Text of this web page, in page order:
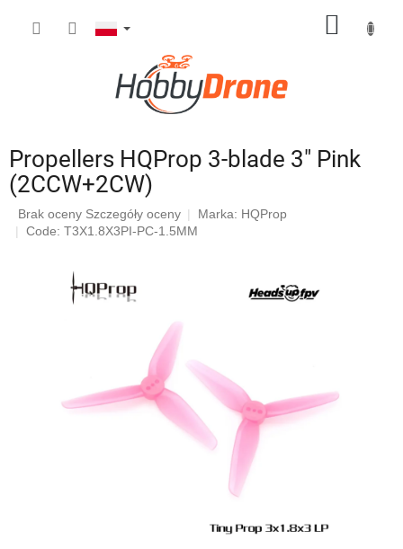
Propellers HQProp 3-blade 3" Pink
(2CCW+2CW)
Średnia
ocena
Brak oceny Szczegóły oceny Marka: HQProp
Code: T3X1.8X3PI-PC-1.5MM